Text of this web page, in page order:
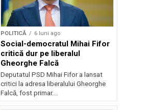
POLITICĂ 6 luni ago
Social-democratul Mihai Fifor
critică dur pe liberalul
Gheorghe Falcă
Deputatul PSD Mihai Fifor a lansat
critici la adresa liberalului Gheorghe
Falcă, fost primar...